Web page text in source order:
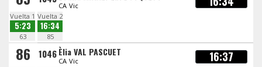
CA Vic
Vuelta 1
5:23
63
Vuelta 2
16:34
85
86 1046Èlia VAL PASCUET
CA Vic 16:37